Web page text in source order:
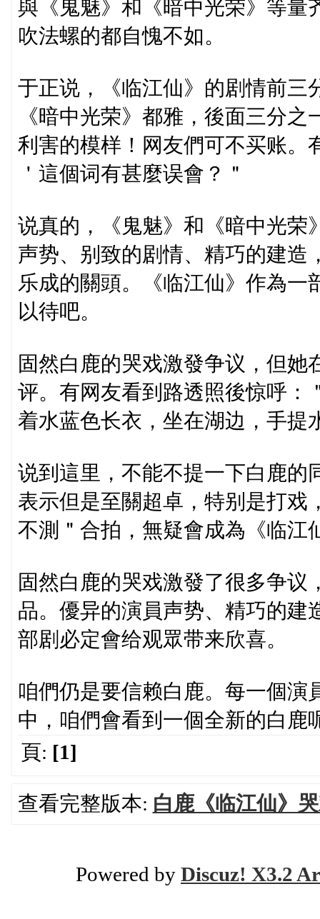
與《鬼魅》和《暗中光荣》等量
吹法螺的都自愧不如。
于正说，《临江仙》的剧情前三
《暗中光荣》都雅，後面三分
利害的模样！网友們可不买账。
＇這個词有甚麼误會？＂
说真的，《鬼魅》和《暗中光荣
声势、别致的剧情、精巧的建造
乐成的關頭。《临江仙》作為一
以待吧。
固然白鹿的哭戏激發争议，但
评。有网友看到路透照後惊呼：
着水蓝色长衣，坐在湖边，手提
说到這里，不能不提一下白鹿的
表示但是至關超卓，特别是打戏
不測＂合拍，無疑會成為《临江
固然白鹿的哭戏激發了很多争
品。優异的演員声势、精巧的建
部剧必定會给观眾带来欣喜。
咱們仍是要信赖白鹿。每一個演
中，咱們會看到一個全新的白鹿
頁: [1]
查看完整版本: 白鹿《临江仙》
Powered by Discuz! X3.2